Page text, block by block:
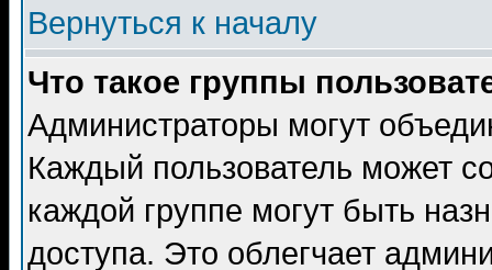
Вернуться к началу
Что такое группы
Администраторы могут
Каждый пользователь может
каждой группе могут быть
доступа. Это облегчает